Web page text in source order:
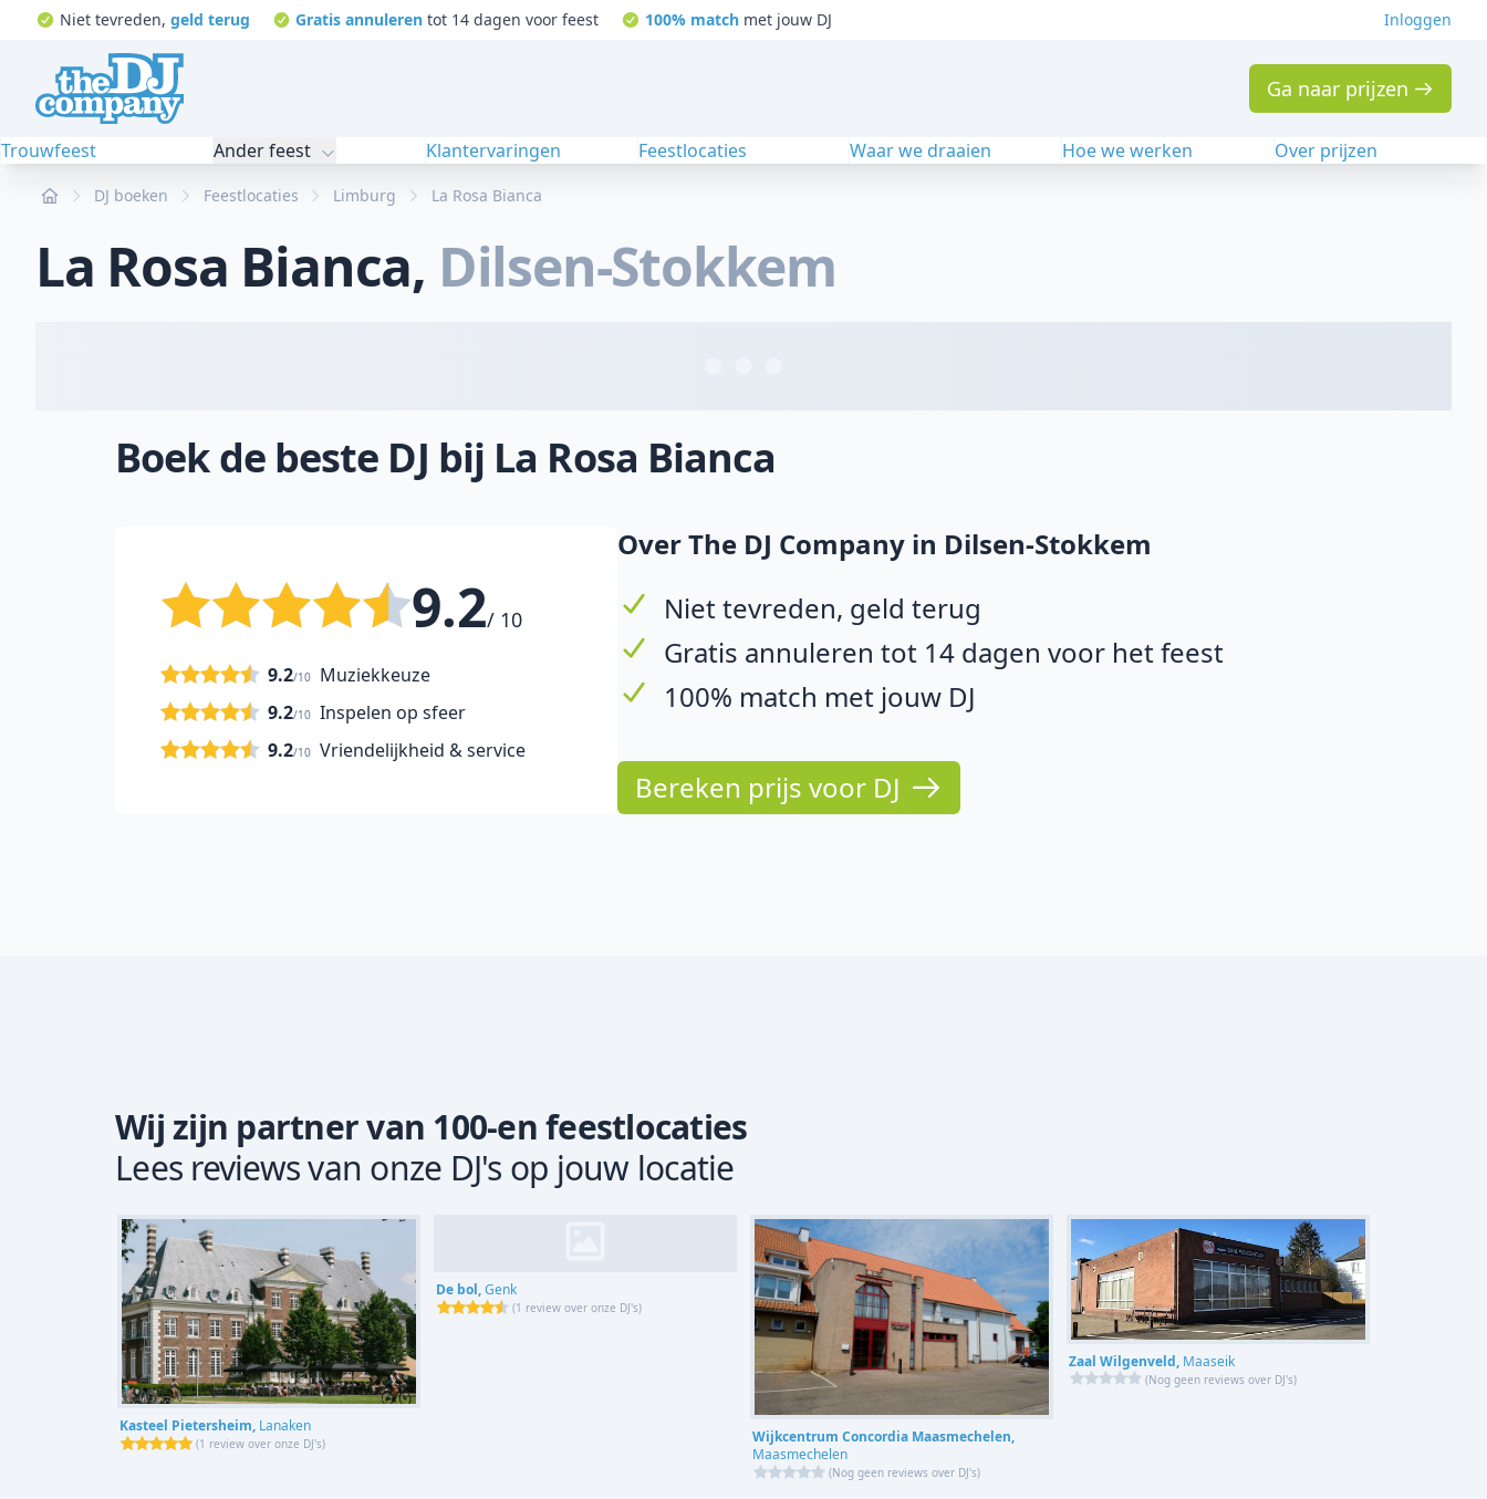
Niet tevreden, geld terug Gratis annuleren tot 14 dagen voor feest 100% matchmet jouw DJ Inloggen
Ga naar prijzen
Trouwfeest Ander feest Klantervaringen Feestlocaties Waar we draaien Hoe we werken Over prijzen
Home DJ boeken Feestlocaties Limburg La Rosa Bianca
La Rosa Bianca, Dilsen-Stokkem
Boek de beste DJ bij La Rosa Bianca
9.2/ 10
Muziekkeuze
9.2/10
Inspelen op sfeer
9.2/10
Vriendelijkheid & service
9.2/10
Over The DJ Company in Dilsen-Stokkem
Niet tevreden, geld terug
Gratis annuleren tot 14 dagen voor het feest
100% match met jouw DJ
Bereken prijs voor DJ
Wij zijn partner van 100-en feestlocaties
Lees reviews van onze DJ's op jouw locatie
Kasteel Pietersheim, Lanaken
(1 review over onze DJ's)
De bol,Genk
(1 review over onze DJ's)
Wijkcentrum Concordia Maasmechelen,
Maasmechelen
(Nog geen reviews over DJ's)
Zaal Wilgenveld, Maaseik
(Nog geen reviews over DJ's)